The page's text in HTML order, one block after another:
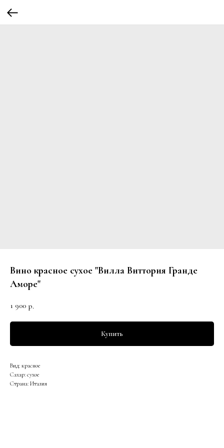
Вино красное сухое "Вилла Виттория Гранде
Аморе"
1 900 р.
Купить
Вид: красное
Сахар: сухое
Страна: Италия